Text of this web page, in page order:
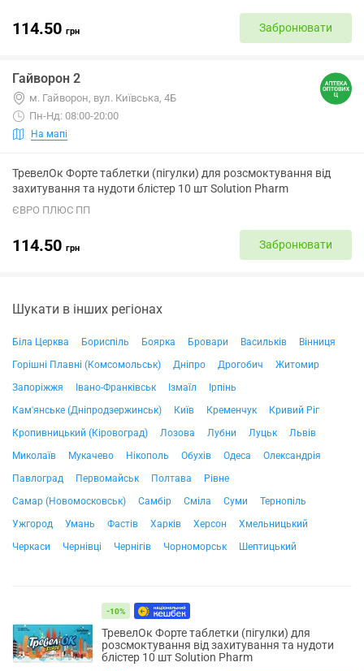
114.50 грн Забронювати
Гайворон 2
м. Гайворон, вул. Київська, 4Б
Пн-Нд: 08:00-20:00
На мапі
ТревелОк Форте таблетки (пігулки) для розсмоктування від
захитування та нудоти блістер 10 шт Solution Pharm
ЄВРО ПЛЮС ПП
114.50 грн Забронювати
Шукати в інших регіонах
Біла Церква Бориспіль Боярка Бровари Васильків
Вінниця
Горішні Плавні (Комсомольськ)
Дніпро Дрогобич
Житомир
Запоріжжя
Івано-Франківськ Ізмаїл
Ірпінь
Кам'янське (Дніпродзержинськ)
Київ Кременчук
Кривий Ріг
Кропивницький (Кіровоград)
Лозова Лубни Луцьк
Львів
Миколаїв
Мукачево Нікополь Обухів Одеса
Олександрія
Павлоград
Первомайськ Полтава
Рівне
Самар (Новомосковськ)
Самбір Сміла Суми
Тернопіль
Ужгород
Умань Фастів Харків Херсон
Хмельницький
Черкаси
Чернівці Чернігів Чорноморськ Шептицький
-10%
ТревелОк Форте таблетки (пігулки) для
розсмоктування від захитування та нудоти
блістер 10 шт Solution Pharm